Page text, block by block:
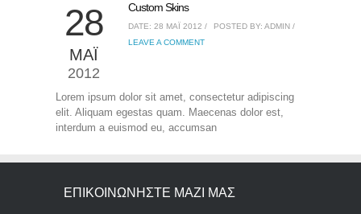
28
ΜΆΙ
2012
Custom Skins
DATE: 28 ΜΆΙ 2012 /
POSTED BY: ADMIN /
LEAVE A COMMENT
Lorem ipsum dolor sit amet, consectetur adipiscing
elit. Aliquam egestas quam. Maecenas dolor est,
interdum a euismod eu, accumsan
ΕΠΙΚΟΙΝΩΝΗΣΤΕ ΜΑΖΙ ΜΑΣ